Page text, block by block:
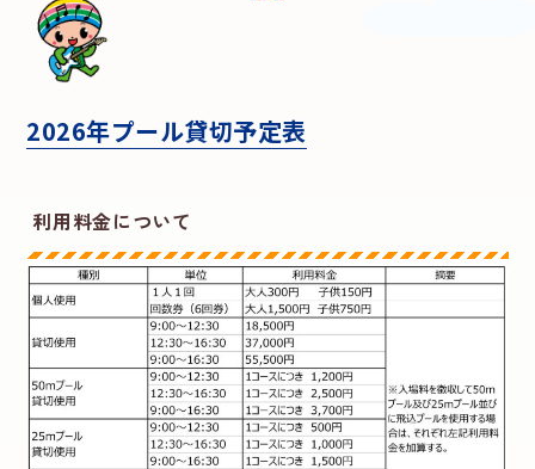
2026年プール貸切予定表
利用料金について